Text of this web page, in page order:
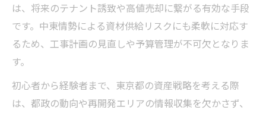
は、将来のテナント誘致や高値売却に繋がる有効な手段
です。中東情勢による資材供給リスクにも柔軟に対応す
るため、工事計画の見直しや予算管理が不可欠となりま
す。
初心者から経験者まで、東京都の資産戦略を考える際
は、都政の動向や再開発エリアの情報収集を欠かさず、